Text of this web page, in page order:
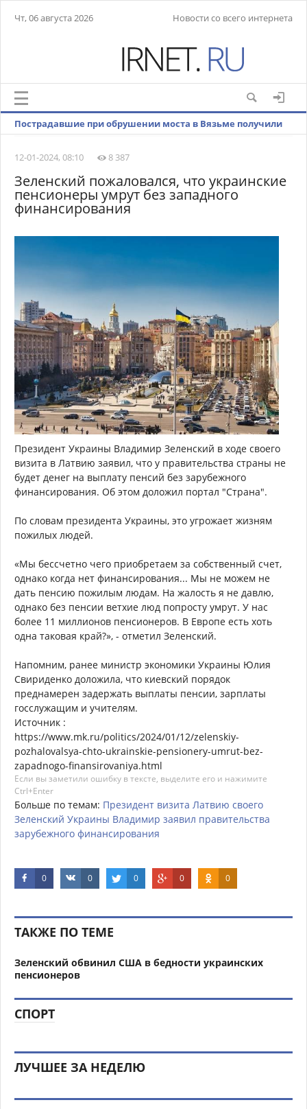
Чт, 06 августа 2026 Новости со всего интернета
Пострадавшие при обрушении моста в Вязьме получили
12-01-2024, 08:10
8 387
Зеленский пожаловался, что украинские
пенсионеры умрут без западного
финансирования
Президент Украины Владимир Зеленский в ходе своего
визита в Латвию заявил, что у правительства страны не
будет денег на выплату пенсий без зарубежного
финансирования. Об этом доложил портал "Страна".
По словам президента Украины, это угрожает жизням
пожилых людей.
«Мы бессчетно чего приобретаем за собственный счет,
однако когда нет финансирования... Мы не можем не
дать пенсию пожилым людам. На жалость я не давлю,
однако без пенсии ветхие люд попросту умрут. У нас
более 11 миллионов пенсионеров. В Европе есть хоть
одна таковая край?», - отметил Зеленский.
Напомним, ранее министр экономики Украины Юлия
Свириденко доложила, что киевский порядок
преднамерен задержать выплаты пенсии, зарплаты
госслужащим и учителям.
Источник :
https://www.mk.ru/politics/2024/01/12/zelenskiy-
pozhalovalsya-chto-ukrainskie-pensionery-umrut-bez-
zapadnogo-finansirovaniya.html
Если вы заметили ошибку в тексте, выделите его и нажимите
Ctrl+Enter
Больше по темам: Президент визита Латвию своего
Зеленский Украины Владимир заявил правительства
зарубежного финансирования
0 0 0 0 0
ТАКЖЕ ПО ТЕМЕ
Зеленский обвинил CША в бедности украинских
пенсионеров
СПОРТ
ЛУЧШЕЕ ЗА НЕДЕЛЮ